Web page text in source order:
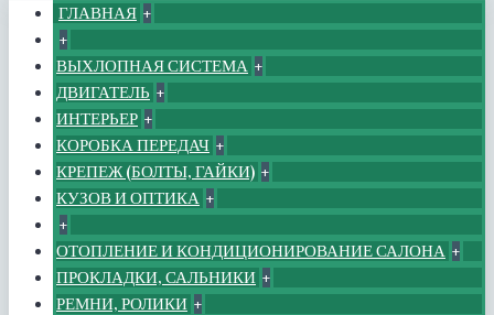
ГЛАВНАЯ +
+
ВЫХЛОПНАЯ СИСТЕМА +
ДВИГАТЕЛЬ +
ИНТЕРЬЕР +
КОРОБКА ПЕРЕДАЧ +
КРЕПЕЖ (БОЛТЫ, ГАЙКИ) +
КУЗОВ И ОПТИКА +
+
ОТОПЛЕНИЕ И КОНДИЦИОНИРОВАНИЕ САЛОНА +
ПРОКЛАДКИ, САЛЬНИКИ +
РЕМНИ, РОЛИКИ +